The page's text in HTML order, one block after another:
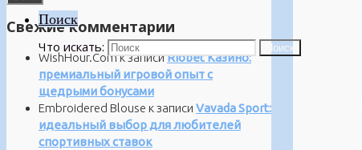
Поиск
Что искать: Поиск
Свежие комментарии
WishHour.Comк записиRiobet Казино:
премиальный игровой опыт с
щедрыми бонусами
Embroidered Blouse к записи Vavada Sport:
идеальный выбор для любителей
спортивных ставок